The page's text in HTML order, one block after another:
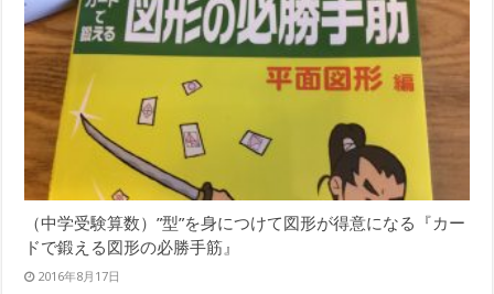
（中学受験算数）”型”を身につけて図形が得意になる『カー
ドで鍛える図形の必勝手筋』
2016年8月17日